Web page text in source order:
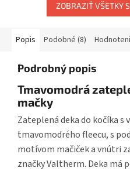
ZOBRAZIŤ VŠETKY
Popis Podobné (8)
Podrobný popis
Tmavomodrá
mačky
Zateplená deka do kočíka s
tmavomodrého fleecu, s
motívom mačiček a vnútri
značky Valtherm. Deka má